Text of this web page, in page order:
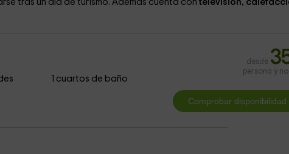
tras un día de turismo. Además cuenta con televisión,
1 cuartos de baño
desde
persona y